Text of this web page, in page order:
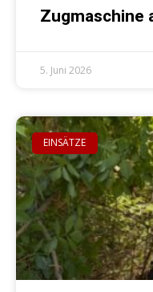
Zugmaschine
5. Juni 2026
EINSÄTZE